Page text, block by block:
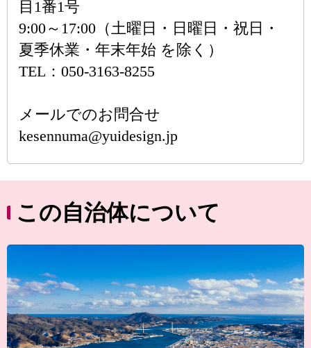
目1番1号
9:00～17:00（土曜日・日曜日・祝日・
夏季休業・年末年始 を除く）
TEL：050-3163-8255
メールでのお問合せ
kesennuma@yuidesign.jp
この自治体について